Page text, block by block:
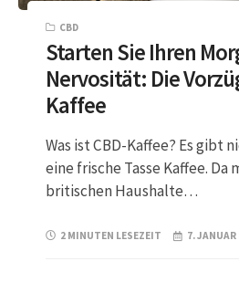
CBD
Starten Sie Ihren
Nervosität: Die
Kaffee
Was ist CBD-Kaffee? Es gibt
eine frische Tasse Kaffee. Da
britischen Haushalte…
2 MINUTEN LESEZEIT 7. JANUAR